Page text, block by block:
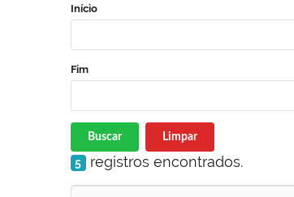
Início
Fim
Buscar Limpar
5 registros encontrados.